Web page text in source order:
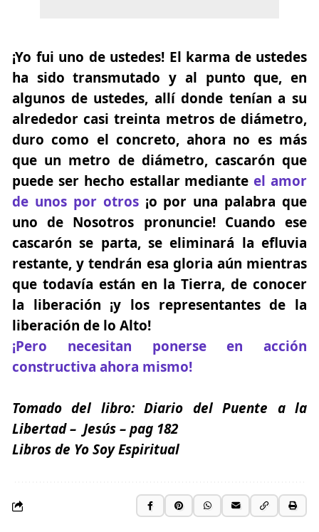
¡Yo fui uno de ustedes! El karma de ustedes
ha sido transmutado y al punto que, en
algunos de ustedes, allí donde tenían a su
alrededor casi treinta metros de diámetro,
duro como el concreto, ahora no es más
que un metro de diámetro, cascarón que
puede ser hecho estallar medianteel amor
de unos por otros¡o por una palabra que
uno de Nosotros pronuncie! Cuando ese
cascarón se parta, se eliminará la efluvia
restante, y tendrán esa gloria aún mientras
que todavía están en la Tierra, de conocer
la liberación ¡y los representantes de la
liberación de lo Alto!
¡Pero necesitan ponerse en acción
constructiva ahora mismo!
Tomado del libro:Diario del Puente a la
Libertad– Jesús – pag 182
Libros de Yo Soy Espiritual